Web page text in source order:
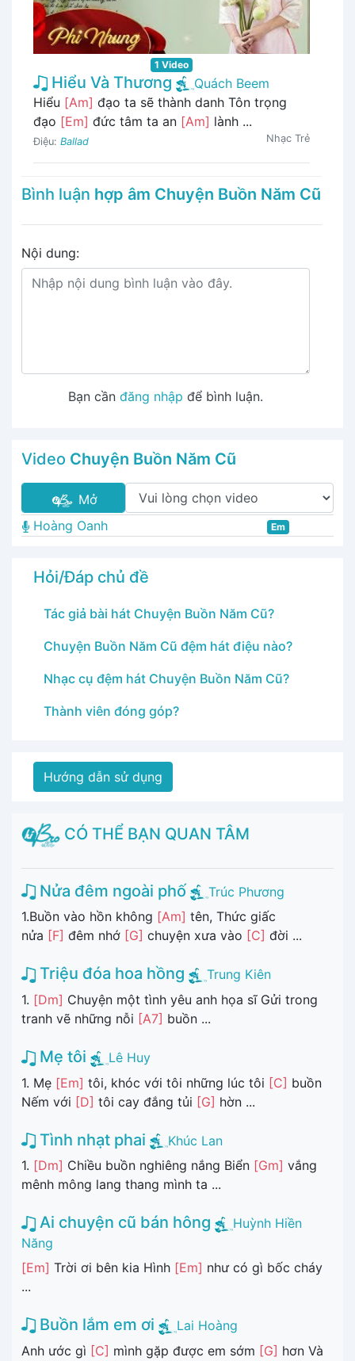
1 Video
Hiểu Và Thương
Quách Beem
Hiểu [Am] đạo ta sẽ thành danh Tôn trọng
đạo [Em] đức tâm ta an [Am] lành ...
Điệu: Ballad Nhạc Trẻ
Bình luận hợp âm Chuyện Buồn Năm Cũ
Nội dung:
Bạn cần đăng nhập để bình luận.
Video Chuyện Buồn Năm Cũ
Mở
Hoàng Oanh
Em
Hỏi/Đáp chủ đề
Tác giả bài hát Chuyện Buồn Năm Cũ?
Chuyện Buồn Năm Cũ đệm hát điệu nào?
Nhạc cụ đệm hát Chuyện Buồn Năm Cũ?
Thành viên đóng góp?
Hướng dẫn sử dụng
CÓ THỂ BẠN QUAN TÂM
Nửa đêm ngoài phố
Trúc Phương
1.Buồn vào hồn không [Am] tên, Thức giấc
nửa [F] đêm nhớ [G] chuyện xưa vào [C] đời ...
Triệu đóa hoa hồng
Trung Kiên
1. [Dm] Chuyện một tình yêu anh họa sĩ Gửi trong
tranh vẽ những nỗi [A7] buồn ...
Mẹ tôi
Lê Huy
1. Mẹ [Em] tôi, khóc với tôi những lúc tôi [C] buồn
Nếm với [D] tôi cay đắng tủi [G] hờn ...
Tình nhạt phai
Khúc Lan
1. [Dm] Chiều buồn nghiêng nắng Biển [Gm] vắng
mênh mông lang thang mình ta ...
Ai chuyện cũ bán hông
Huỳnh Hiền
Năng
[Em] Trời ơi bên kia Hình [Em] như có gì bốc cháy
...
Buồn lắm em ơi
Lai Hoàng
Anh ước gì [C] mình gặp được em sớm [G] hơn Và